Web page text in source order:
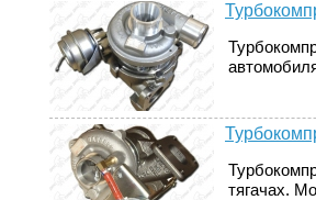
тягачах.